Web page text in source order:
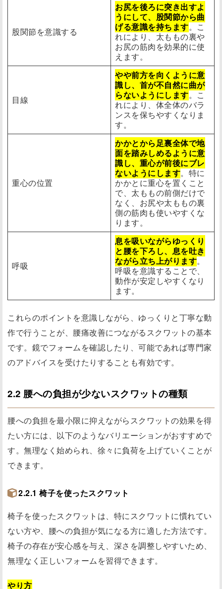
股関節を意識する
お尻を後ろに突き出すよ
うにして、股関節から曲
げる意識を持ちます。こ
れにより、太ももの裏や
お尻の筋肉を効果的に使
えます。
目線
やや前方を向くように意
識し、首が不自然に曲が
らないようにします。こ
れにより、体全体のバラ
ンスを保ちやすくなりま
す。
重心の位置
かかとから足裏全体で地
面を踏みしめるように意
識し、重心が前後にブレ
ないようにします。特に
かかとに重心を置くこと
で、太ももの前側だけで
なく、お尻や太ももの裏
側の筋肉も使いやすくな
ります。
呼吸
息を吸いながらゆっくり
と腰を下ろし、息を吐き
ながら立ち上がります。
呼吸を意識することで、
動作が安定しやすくなり
ます。
これらのポイントを意識しながら、ゆっくりと丁寧な動
作で行うことが、腰痛改善につながるスクワットの基本
です。鏡でフォームを確認したり、可能であれば専門家
のアドバイスを受けたりすることも有効です。
2.2 腰への負担が少ないスクワットの種類
腰への負担を最小限に抑えながらスクワットの効果を得
たい方には、以下のようなバリエーションがおすすめで
す。無理なく始められ、徐々に負荷を上げていくことが
できます。
2.2.1 椅子を使ったスクワット
椅子を使ったスクワットは、特にスクワットに慣れてい
ない方や、腰への負担が気になる方に適した方法です。
椅子の存在が安心感を与え、深さを調整しやすいため、
無理なく正しいフォームを習得できます。
やり方